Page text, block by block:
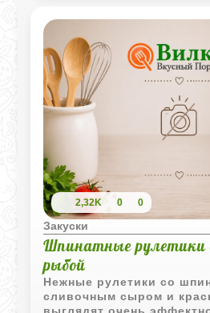
2,32K 0 0
Закуски
Шпинатные рулетики
рыбой
Нежные рулетики со
сливочным сыром и